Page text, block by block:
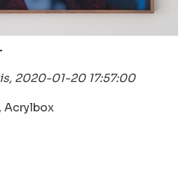
2020-01-20 17:57:00
Acrylbox